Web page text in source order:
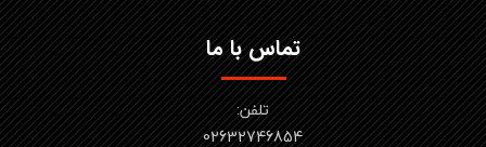
تماس با ما
تلفن:
02632746854